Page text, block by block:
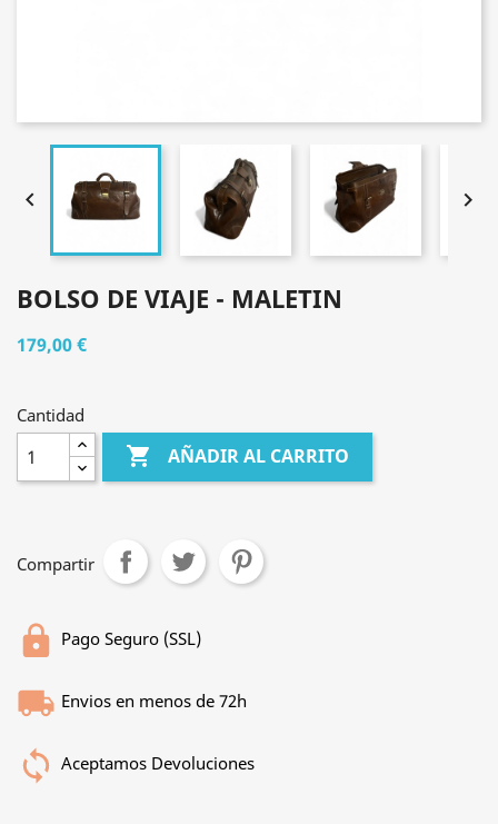
 
BOLSO DE VIAJE - MALETIN
179,00 €
Cantidad
 AÑADIR AL CARRITO
Compartir
Pago Seguro (SSL)
Envios en menos de 72h
Aceptamos Devoluciones